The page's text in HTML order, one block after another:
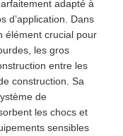
adapté à
d’application. Dans
élément crucial pour
les gros
entre les
construction. Sa
de
les chocs et
sensibles